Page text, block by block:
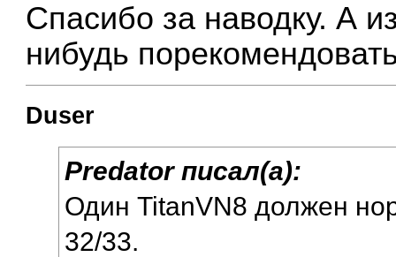
Спасибо за наводку. А
нибудь
Duser
Predator писал(а):
Один TitanVN8 должен
32/33.